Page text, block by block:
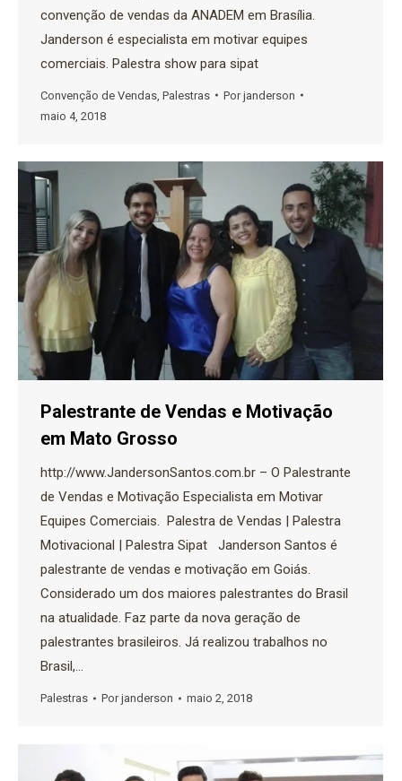
convenção de vendas da ANADEM em Brasília.
Janderson é especialista em motivar equipes
comerciais. Palestra show para sipat
Convenção de Vendas Palestras Porjanderson
maio 4, 2018
Palestrante de Vendas e Motivação
em Mato Grosso
http://www.JandersonSantos.com.br – O Palestrante
de Vendas e Motivação Especialista em Motivar
Equipes Comerciais. Palestra de Vendas | Palestra
Motivacional | Palestra Sipat Janderson Santos é
palestrante de vendas e motivação em Goiás.
Considerado um dos maiores palestrantes do Brasil
na atualidade. Faz parte da nova geração de
palestrantes brasileiros. Já realizou trabalhos no
Brasil,…
Palestras Porjanderson maio 2, 2018